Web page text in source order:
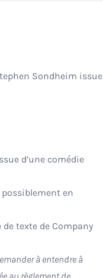
Sondheim issue
d’une comédie
en
texte de Company
à entendre à